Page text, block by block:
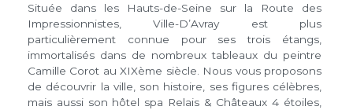
Située dans les Hauts-de-Seine sur la Route des
Impressionnistes, Ville-D’Avray est plus
particulièrement connue pour ses trois étangs,
immortalisés dans de nombreux tableaux du peintre
Camille Corot au XIXème siècle. Nous vous proposons
de découvrir la ville, son histoire, ses figures célèbres,
mais aussi son hôtel spa Relais & Châteaux 4 étoiles,